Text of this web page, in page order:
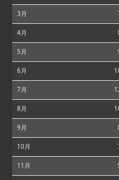
3月
4月
5月
6月
7月
8月
9月
10月
11月